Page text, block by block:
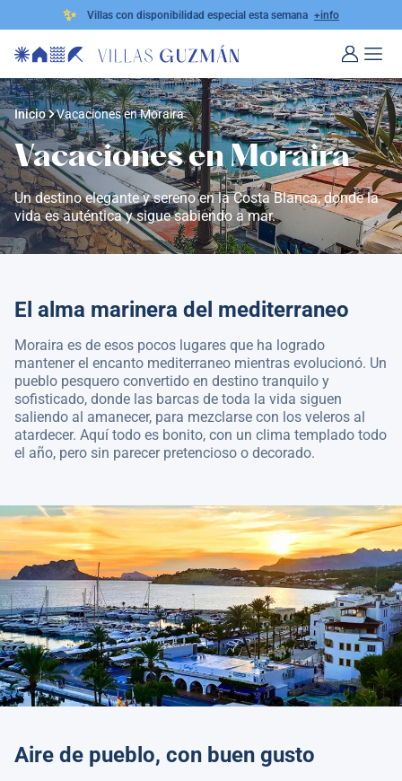
✨ Villas con disponibilidad especial esta semana +info
Inicio Vacaciones en Moraira
Vacaciones en Moraira
Un destino elegante y sereno en la Costa Blanca, donde la
vida es auténtica y sigue sabiendo a mar.
El alma marinera del mediterraneo
Moraira es de esos pocos lugares que ha logrado
mantener el encanto mediterraneo mientras evolucionó. Un
pueblo pesquero convertido en destino tranquilo y
sofisticado, donde las barcas de toda la vida siguen
saliendo al amanecer, para mezclarse con los veleros al
atardecer. Aquí todo es bonito, con un clima templado todo
el año, pero sin parecer pretencioso o decorado.
Aire de pueblo, con buen gusto